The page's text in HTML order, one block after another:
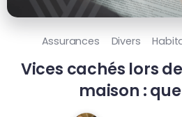
Assurances Divers
Vices cachés lors
maison :